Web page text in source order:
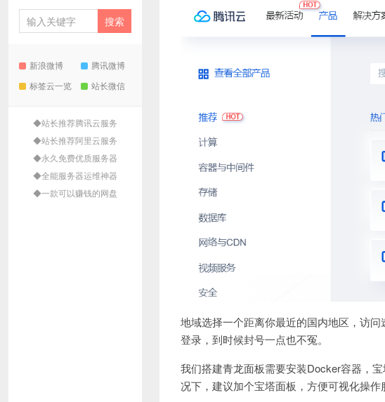
新浪微博
腾讯微博
标签云一览
站长微信
◆站长推荐腾讯云服务
◆站长推荐阿里云服务
◆永久免费优质服务器
◆全能服务器运维神器
◆一款可以赚钱的网盘
地域选择一个距离你最近的国内地区，访
登录，到时候封号一点也不冤。
我们搭建青龙面板需要安装Docker容器，
况下，建议加个宝塔面板，方便可视化操作